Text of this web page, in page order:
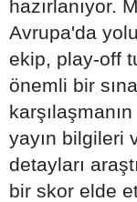
hazırlanıyor.
Avrupa'da
ekip, play-off
önemli bir
yayın bilgileri
detayları
bir skor elde